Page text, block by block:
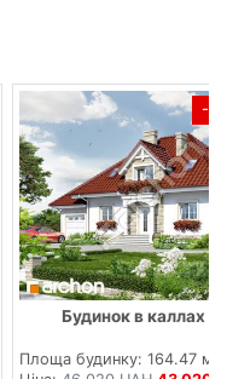
-
Будинок в каллах
Площа будинку: 164.47 м